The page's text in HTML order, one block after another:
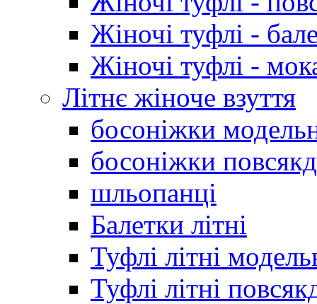
Жіночі туфлі -
Жіночі туфлі -
Літнє жіноче взуття
босоніжки
босоніжки
шльопанці
Балетки літні
Туфлі літні
Туфлі літні